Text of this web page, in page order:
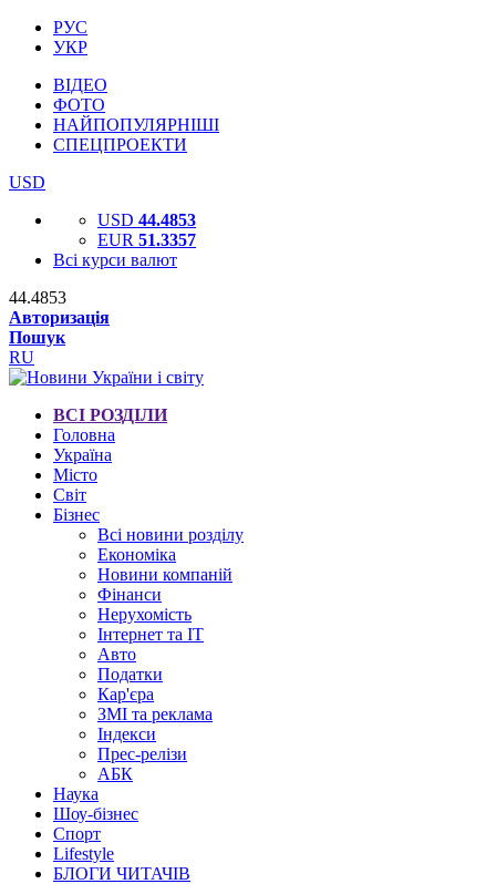
РУС
УКР
ВІДЕО
ФОТО
НАЙПОПУЛЯРНІШІ
СПЕЦПРОЕКТИ
USD
USD 44.4853
EUR 51.3357
Всі курси валют
44.4853
Авторизація
Пошук
RU
ВСІ РОЗДІЛИ
Головна
Україна
Місто
Світ
Бізнес
Всі новини розділу
Економіка
Новини компаній
Фінанси
Нерухомість
Інтернет та IT
Авто
Податки
Кар'єра
ЗМІ та реклама
Індекси
Прес-релізи
АБК
Наука
Шоу-бізнес
Спорт
Lifestyle
БЛОГИ ЧИТАЧІВ